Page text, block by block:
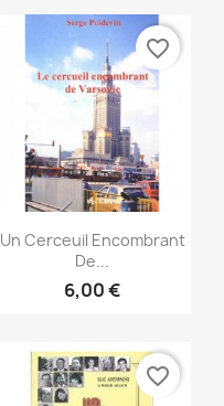
Snabbvy
Un Cerceuil Encombrant
De...
6,00 €
favorite_border
favorite_border